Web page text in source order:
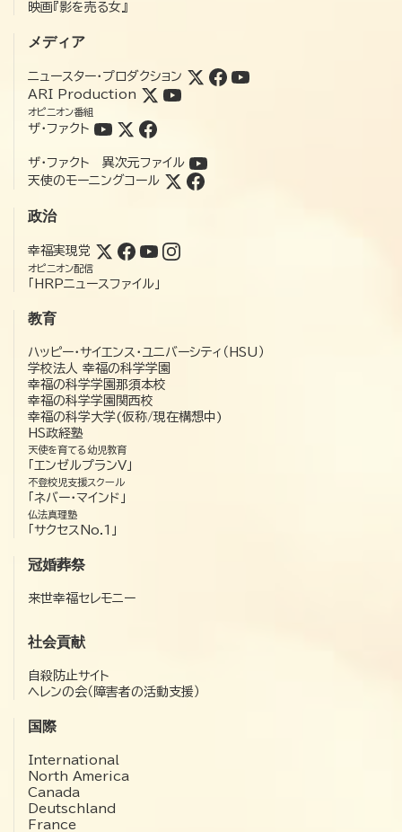
映画『影を売る女』
メディア
ニュースター・プロダクション
ARI Production
オピニオン番組
ザ・ファクト
ザ・ファクト 異次元ファイル
天使のモーニングコール
政治
幸福実現党
オピニオン配信
「HRPニュースファイル」
教育
ハッピー・サイエンス・ユニバーシティ（HSU）
学校法人 幸福の科学学園
幸福の科学学園那須本校
幸福の科学学園関西校
幸福の科学大学(仮称/現在構想中)
HS政経塾
天使を育てる幼児教育
「エンゼルプランV」
不登校児支援スクール
「ネバー・マインド」
仏法真理塾
「サクセスNo.1」
冠婚葬祭
来世幸福セレモニー
社会貢献
自殺防止サイト
ヘレンの会（障害者の活動支援）
国際
International
North America
Canada
Deutschland
France